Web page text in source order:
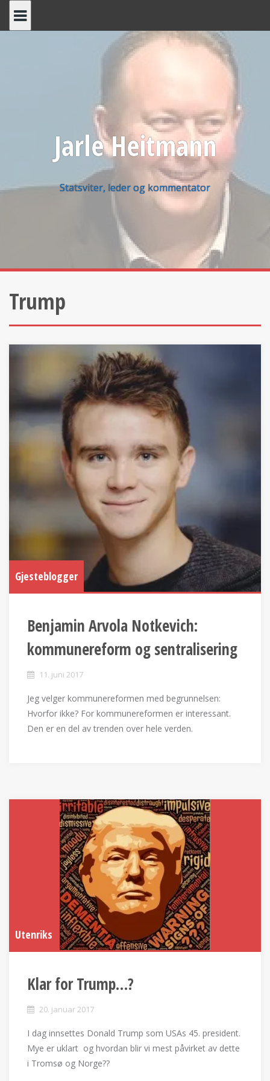
Jarle Heitmann
Statsviter, leder og kommentator
Trump
Gjesteblogger
Benjamin Arvola Notkevich:
kommunereform og sentralisering
11. juni 2017
Jeg velger kommunereformen med begrunnelsen:
Hvorfor ikke? For kommunereformen er interessant.
Den er en del av trenden over hele verden.
Utenriks
Klar for Trump…?
20. januar 2017
I dag innsettes Donald Trump som USAs 45. president.
Mye er uklart og hvordan blir vi mest påvirket av dette
i Tromsø og Norge??